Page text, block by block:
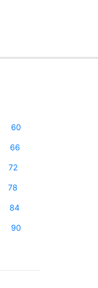
60
66
72
78
84
90